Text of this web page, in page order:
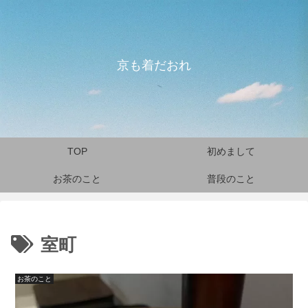
京も着だおれ
TOP 初めまして
お茶のこと 普段のこと
室町
お茶のこと